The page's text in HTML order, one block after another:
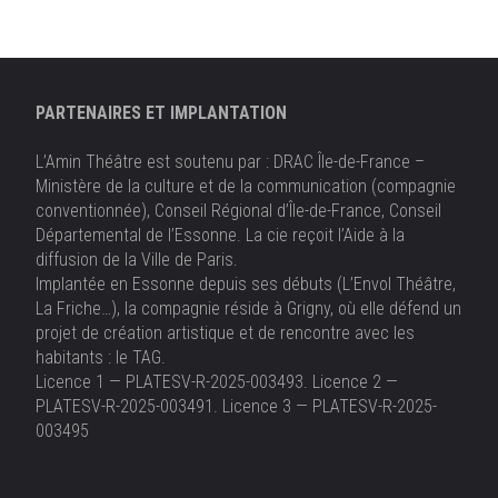
PARTENAIRES ET IMPLANTATION
L’Amin Théâtre est soutenu par : DRAC Île-de-France –
Ministère de la culture et de la communication (compagnie
conventionnée), Conseil Régional d’Île-de-France, Conseil
Départemental de l’Essonne. La cie reçoit l’Aide à la
diffusion de la Ville de Paris.
Implantée en Essonne depuis ses débuts (L’Envol Théâtre,
La Friche…), la compagnie réside à Grigny, où elle défend un
projet de création artistique et de rencontre avec les
habitants : le TAG.
Licence 1 — PLATESV-R-2025-003493. Licence 2 —
PLATESV-R-2025-003491. Licence 3 — PLATESV-R-2025-
003495